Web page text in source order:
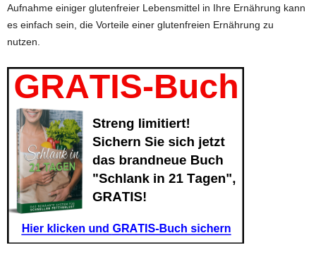
Aufnahme einiger glutenfreier Lebensmittel in Ihre Ernährung kann
es einfach sein, die Vorteile einer glutenfreien Ernährung zu
nutzen.